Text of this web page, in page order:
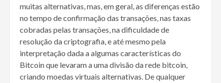
muitas alternativas, mas, em geral, as diferenças estão
no tempo de confirmação das transações, nas taxas
cobradas pelas transações, na dificuldade de
resolução da criptografia, e até mesmo pela
interpretação dada a algumas características do
Bitcoin que levaram a uma divisão da rede bitcoin,
criando moedas virtuais alternativas. De qualquer